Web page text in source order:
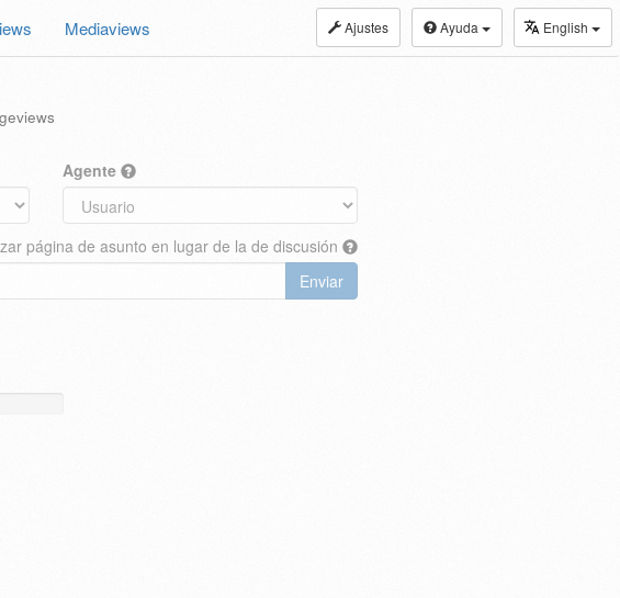
Ajustes Ayuda English
Mediaviews
Agente
página de asunto en lugar de la de discusión
Enviar